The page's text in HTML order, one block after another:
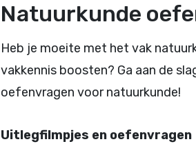
Natuurkunde
Heb je moeite met het vak
vakkennis boosten? Ga aan de
oefenvragen voor natuurkunde!
Uitlegfilmpjes en oefenvragen